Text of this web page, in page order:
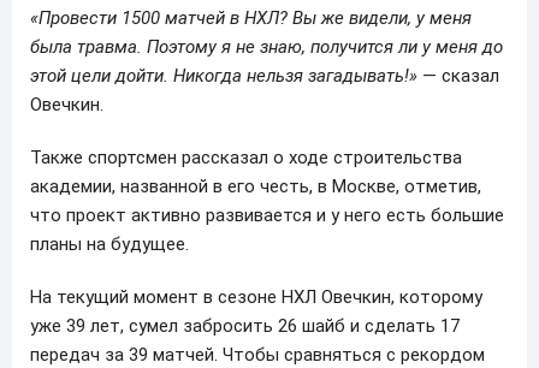
«Провести 1500 матчей в НХЛ? Вы же видели, у меня
была травма. Поэтому я не знаю, получится ли у меня до
этой цели дойти. Никогда нельзя загадывать!» — сказал
Овечкин.
Также спортсмен рассказал о ходе строительства
академии, названной в его честь, в Москве, отметив,
что проект активно развивается и у него есть большие
планы на будущее.
На текущий момент в сезоне НХЛ Овечкин, которому
уже 39 лет, сумел забросить 26 шайб и сделать 17
передач за 39 матчей. Чтобы сравняться с рекордом